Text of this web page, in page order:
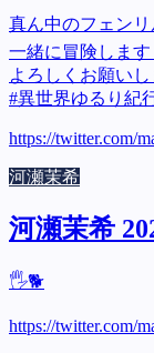
真ん中のフェンリ
一緒に冒険します
よろしくお願いし
#異世界ゆるり紀
https://twitter.com/
河瀬茉希
河瀬茉希
🖐️🐕
https://twitter.com/